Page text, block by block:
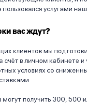
услугами
вас ждут?
клиентов мы
счёт в личном кабинете
условиях со
получить 300, 500